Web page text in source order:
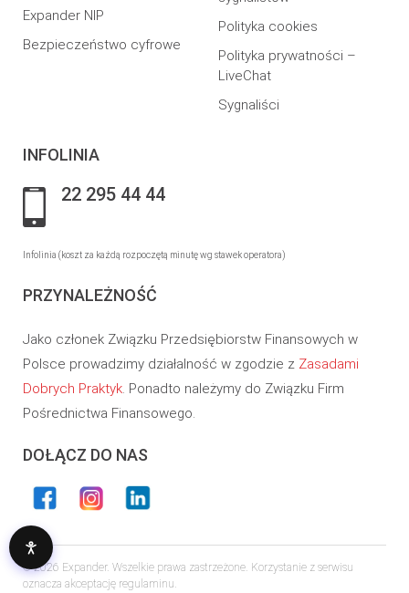
Expander NIP
Bezpieczeństwo cyfrowe
Polityka cookies
Polityka prywatności –
LiveChat
Sygnaliści
INFOLINIA
22 295 44 44
Infolinia (koszt za każdą rozpoczętą minutę wg stawek operatora)
PRZYNALEŻNOŚĆ
Jako członek Związku Przedsiębiorstw Finansowych w
Polsce prowadzimy działalność w zgodzie z Zasadami
Dobrych Praktyk. Ponadto należymy do Związku Firm
Pośrednictwa Finansowego.
DOŁĄCZ DO NAS
© 2026 Expander. Wszelkie prawa zastrzeżone. Korzystanie z serwisu
oznacza akceptację regulaminu.